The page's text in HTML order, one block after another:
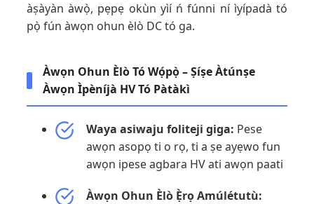
àṣàyàn àwọ̀, pẹpẹ okùn yìí ń fúnni ní ìyípadà tó
pọ̀ fún àwọn ohun èlò DC tó ga.
Àwọn Ohun Èlò Tó Wọ́pọ̀ – Ṣíṣe Àtúnṣe
Àwọn Ìpèníjà HV Tó Pàtàkì
Waya asiwaju foliteji giga: Pese
awọn asopọ ti o rọ, ti a ṣe ayẹwo fun
awọn ipese agbara HV ati awọn paati
Àwọn Ohun Èlò Ẹ̀rọ Amúlétutù: